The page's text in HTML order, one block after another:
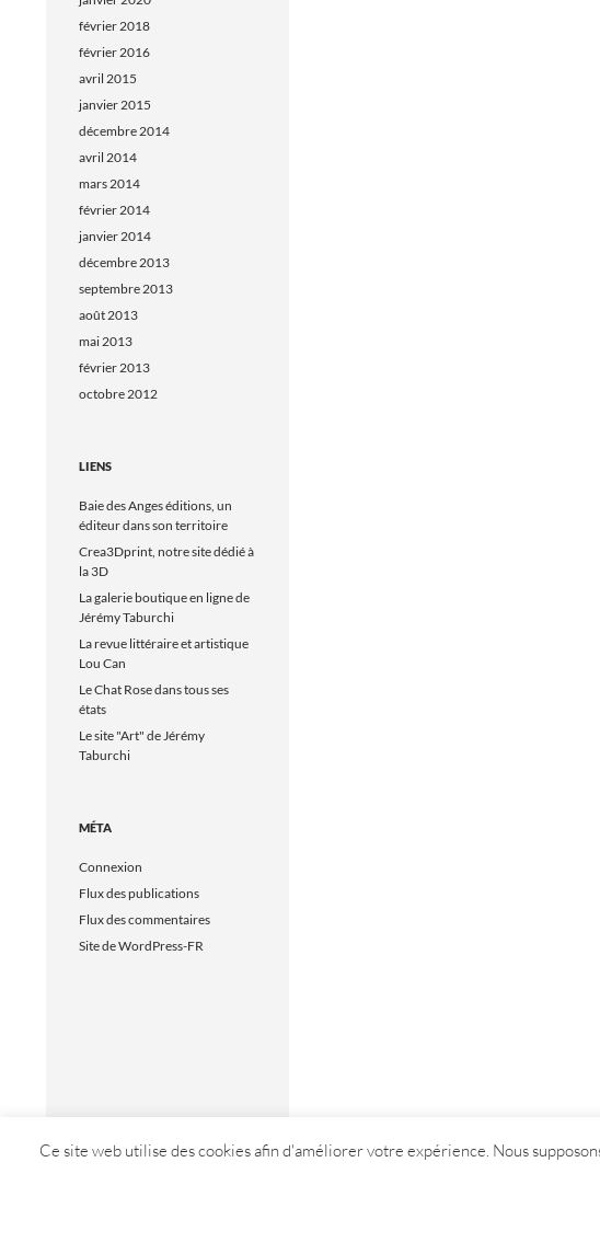
février 2018
février 2016
avril 2015
janvier 2015
décembre 2014
avril 2014
mars 2014
février 2014
janvier 2014
décembre 2013
septembre 2013
août 2013
mai 2013
février 2013
octobre 2012
LIENS
Baie des Anges éditions, un
éditeur dans son territoire
Crea3Dprint, notre site dédié à
la 3D
La galerie boutique en ligne de
Jérémy Taburchi
La revue littéraire et artistique
Lou Can
Le Chat Rose dans tous ses
états
Le site "Art" de Jérémy
Taburchi
MÉTA
Connexion
Flux des publications
Flux des commentaires
Site de WordPress-FR
Ce site web utilise des cookies afin d'améliorer votre expérience. Nous